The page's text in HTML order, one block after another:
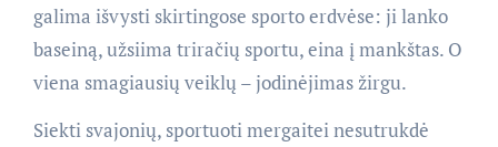
galima išvysti skirtingose sporto erdvėse: ji lanko
baseiną, užsiima triračių sportu, eina į mankštas. O
viena smagiausių veiklų – jodinėjimas žirgu.
Siekti svajonių, sportuoti mergaitei nesutrukdė